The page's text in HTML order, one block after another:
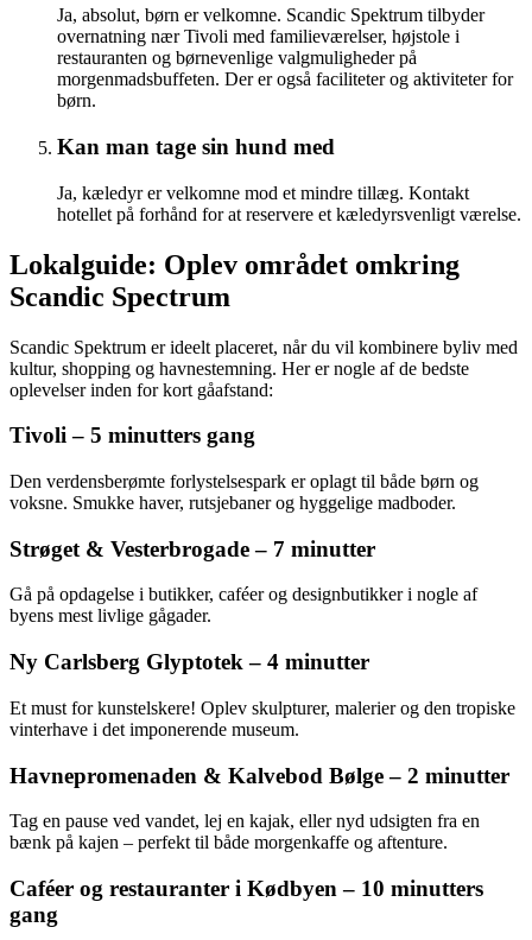
Ja, absolut, børn er velkomne. Scandic Spektrum tilbyder
overnatning nær Tivoli med familieværelser, højstole i
restauranten og børnevenlige valgmuligheder på
morgenmadsbuffeten. Der er også faciliteter og aktiviteter for
børn.
Kan man tage sin hund med
Ja, kæledyr er velkomne mod et mindre tillæg. Kontakt
hotellet på forhånd for at reservere et kæledyrsvenligt værelse.
Lokalguide: Oplev området omkring
Scandic Spectrum
Scandic Spektrum er ideelt placeret, når du vil kombinere byliv med
kultur, shopping og havnestemning. Her er nogle af de bedste
oplevelser inden for kort gåafstand:
Tivoli – 5 minutters gang
Den verdensberømte forlystelsespark er oplagt til både børn og
voksne. Smukke haver, rutsjebaner og hyggelige madboder.
Strøget & Vesterbrogade – 7 minutter
Gå på opdagelse i butikker, caféer og designbutikker i nogle af
byens mest livlige gågader.
Ny Carlsberg Glyptotek – 4 minutter
Et must for kunstelskere! Oplev skulpturer, malerier og den tropiske
vinterhave i det imponerende museum.
Havnepromenaden & Kalvebod Bølge – 2 minutter
Tag en pause ved vandet, lej en kajak, eller nyd udsigten fra en
bænk på kajen – perfekt til både morgenkaffe og aftenture.
Caféer og restauranter i Kødbyen – 10 minutters
gang